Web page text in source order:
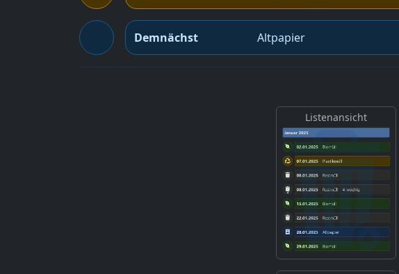
Demnächst Altpapier
Listenansicht